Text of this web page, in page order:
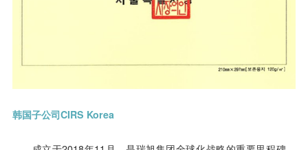
韩国子公司CIRS Korea